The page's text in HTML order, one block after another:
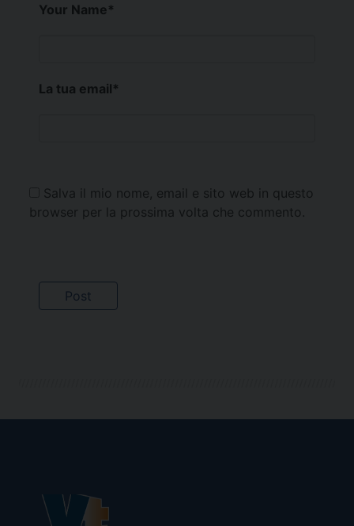
Your Name*
La tua email*
Salva il mio nome, email e sito web in questo
browser per la prossima volta che commento.